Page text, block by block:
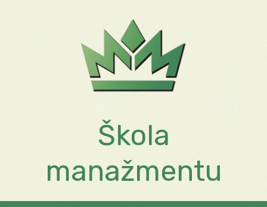
Škola
manažmentu